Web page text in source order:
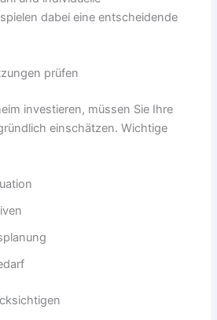
dabei eine entscheidende
prüfen
investieren, müssen Sie Ihre
einschätzen. Wichtige